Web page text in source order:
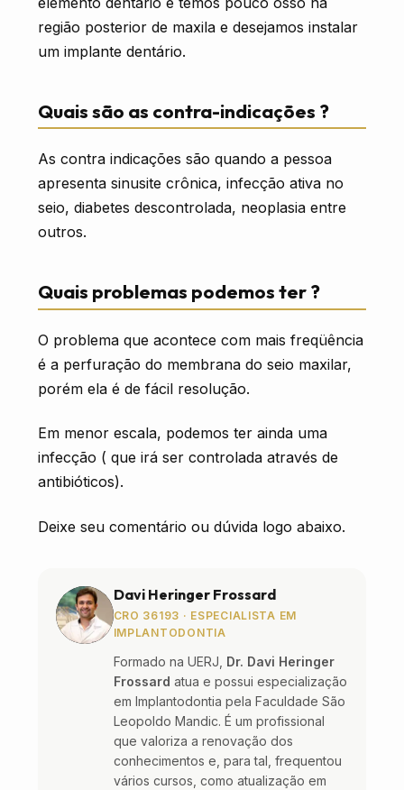
região posterior de maxila e desejamos instalar
um implante dentário.
Quais são as contra-indicações ?
As contra indicações são quando a pessoa
apresenta sinusite crônica, infecção ativa no
seio, diabetes descontrolada, neoplasia entre
outros.
Quais problemas podemos ter ?
O problema que acontece com mais freqüência
é a perfuração do membrana do seio maxilar,
porém ela é de fácil resolução.
Em menor escala, podemos ter ainda uma
infecção ( que irá ser controlada através de
antibióticos).
Deixe seu comentário ou dúvida logo abaixo.
Davi Heringer Frossard
CRO 36193 · ESPECIALISTA EM
IMPLANTODONTIA
Formado na UERJ, Dr. Davi Heringer
Frossard atua e possui especialização
em Implantodontia pela Faculdade São
Leopoldo Mandic. É um profissional
que valoriza a renovação dos
conhecimentos e, para tal, frequentou
vários cursos, como atualização em